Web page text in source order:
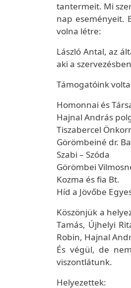
tantermeit. Mi
nap eseményeit.
volna létre:
László Antal, az
aki a
Támogatóink
Homonnai és
Hajnal András
Tiszabercel
Görömbeiné dr.
Szabi – Szóda
Görömbei
Kozma és fia Bt.
Híd a Jövőbe
Köszönjük a
Tamás, Újhelyi
Robin, Hajnal
És végül, de
viszontlátunk.
Helyezettek: